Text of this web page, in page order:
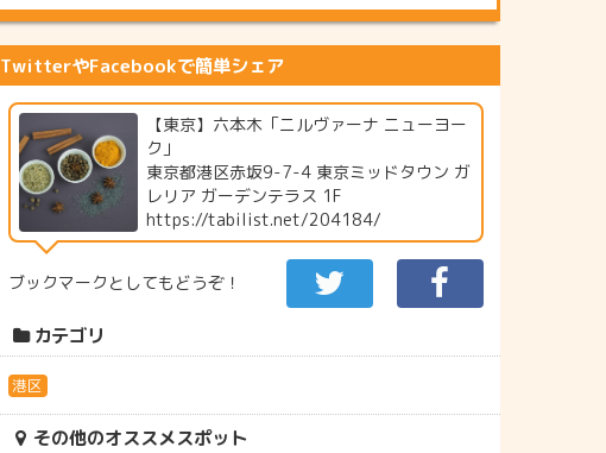
TwitterやFacebookで簡単シェア
【東京】六本木「ニルヴァーナ ニューヨー
ク」
東京都港区赤坂9-7-4 東京ミッドタウン ガ
レリア ガーデンテラス 1F
https://tabilist.net/204184/
ブックマークとしてもどうぞ！
カテゴリ
港区
その他のオススメスポット